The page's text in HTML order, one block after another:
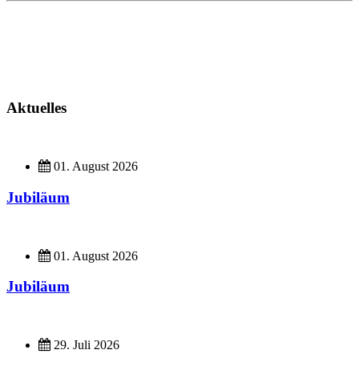
Aktuelles
01. August 2026
Jubiläum
01. August 2026
Jubiläum
29. Juli 2026